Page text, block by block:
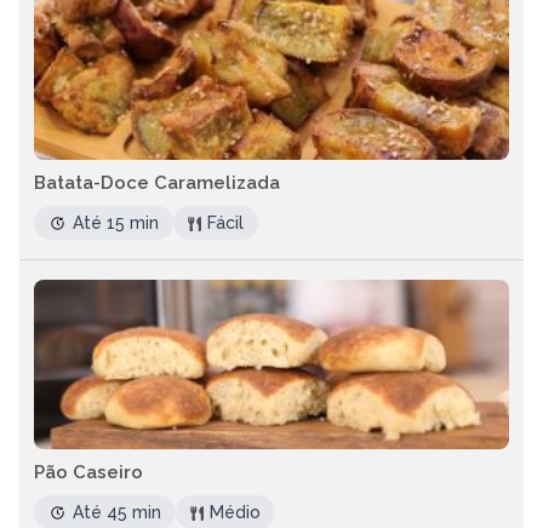
Batata-Doce Caramelizada
Até 15 min Fácil
Pão Caseiro
Até 45 min Médio